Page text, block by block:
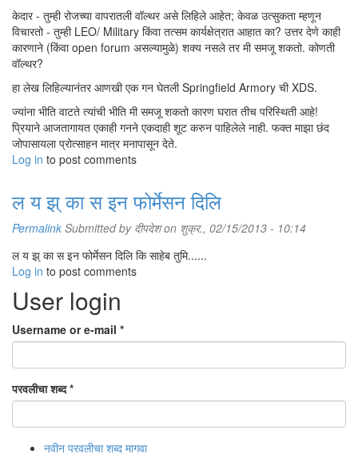
केदार - तुम्ही रोजच्या वापरातली वॉल्थर असे लिहिले आहेत; केवळ उत्सुकता म्हणून
विचारतो - तुम्ही LEO/ Military किंवा तत्सम कार्यक्षेत्रात आहात का? उत्तर देणे काही
कारणाने (किंवा open forum असल्यामुळे) शक्य नसले तर मी समजू शकतो. कोणती
वॉल्थर?
हा लेख लिहिल्यानंतर आणखी एक गन घेतली Springfield Armory ची XDS.
ज्यांना भीति वाटते त्यांची भीति मी समजू शकतो कारण घरात तीच परिस्थिती आहे!
प्रियाने आजतागायत एकाही गनने एकदाही शूट करुन पाहिलेले नाही. फक्त माझा छंद
जोपासायला प्रोत्साहन मात्र मनापासून देते.
Log in to post comments
ल य झ् का स इन फोर्मेसन दिलि
Permalink Submitted by दीपदेशon शुक्र., 02/15/2013 - 10:14
ल य झ् का स इन फोर्मेसन दिलि कि साहेब तुमि......
Log in to post comments
User login
Username or e-mail *
परवलीचा शब्द*
नवीन परवलीचा शब्द मागवा